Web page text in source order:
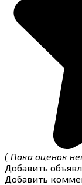
( Пока оценок
Добавить
Добавить